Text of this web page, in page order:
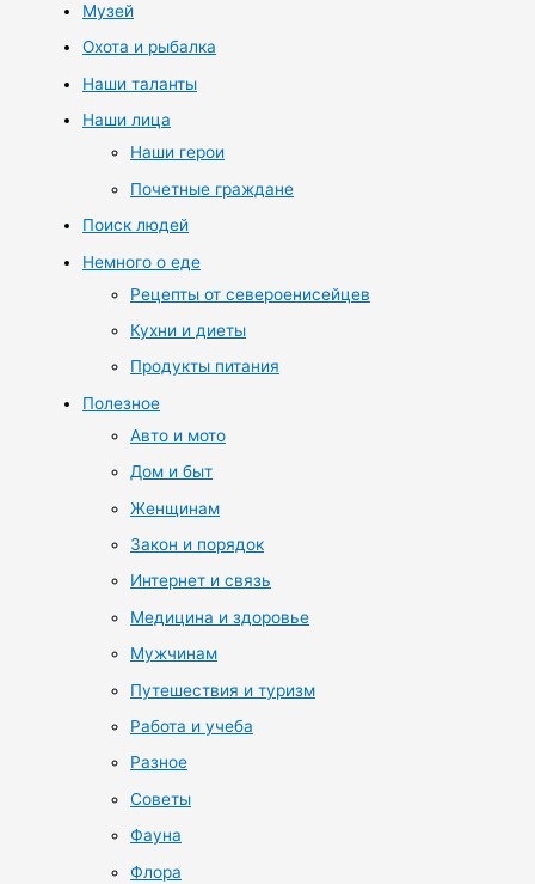
Музей
Охота и рыбалка
Наши таланты
Наши лица
Наши герои
Почетные граждане
Поиск людей
Немного о еде
Рецепты от североенисейцев
Кухни и диеты
Продукты питания
Полезное
Авто и мото
Дом и быт
Женщинам
Закон и порядок
Интернет и связь
Медицина и здоровье
Мужчинам
Путешествия и туризм
Работа и учеба
Разное
Советы
Фауна
Флора